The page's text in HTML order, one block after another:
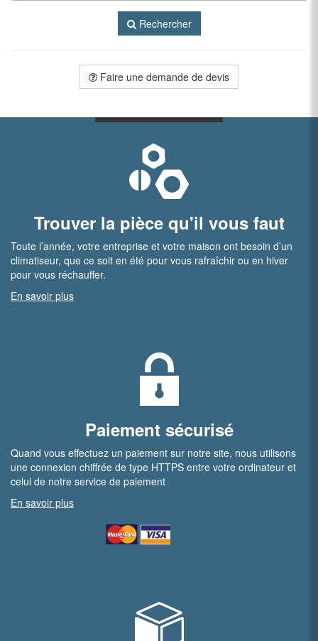
Rechercher
Faire une demande de devis
Trouver la pièce qu'il vous faut
Toute l’année, votre entreprise et votre maison ont besoin d’un
climatiseur, que ce soit en été pour vous rafraîchir ou en hiver
pour vous réchauffer.
En savoir plus
Paiement sécurisé
Quand vous effectuez un paiement sur notre site, nous utilisons
une connexion chiffrée de type HTTPS entre votre ordinateur et
celui de notre service de paiement
En savoir plus